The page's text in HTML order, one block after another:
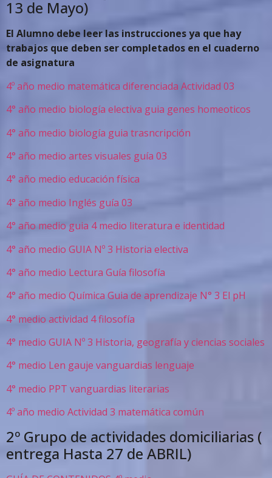
13 de Mayo)
El Alumno debe leer las instrucciones ya que hay
trabajos que deben ser completados en el cuaderno
de asignatura
4º año medio matemática diferenciada Actividad 03
4° año medio biología electiva guia genes homeoticos
4° año medio biología guia trasncripción
4° año medio artes visuales guía 03
4° año medio educación física
4° año medio Inglés guía 03
4° año medio guia 4 medio literatura e identidad
4° año medio GUIA Nº 3 Historia electiva
4° año medio Lectura Guía filosofía
4° año medio Química Guia de aprendizaje N° 3 El pH
4° medio actividad 4 filosofía
4° medio GUIA Nº 3 Historia, geografía y ciencias sociales
4° medio Len gauje vanguardias lenguaje
4° medio PPT vanguardias literarias
4º año medio Actividad 3 matemática común
2º Grupo de actividades domiciliarias (
entrega Hasta 27 de ABRIL)